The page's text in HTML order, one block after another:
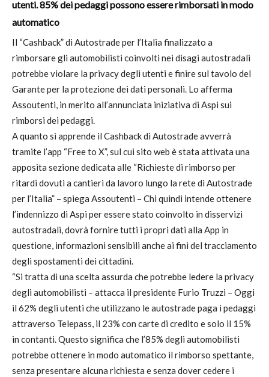
utenti. 85% dei pedaggi possono essere rimborsati in modo
automatico
Il “Cashback” di Autostrade per l’Italia finalizzato a
rimborsare gli automobilisti coinvolti nei disagi autostradali
potrebbe violare la privacy degli utenti e finire sul tavolo del
Garante per la protezione dei dati personali. Lo afferma
Assoutenti, in merito all’annunciata iniziativa di Aspi sui
rimborsi dei pedaggi.
A quanto si apprende il Cashback di Autostrade avverrà
tramite l’app “Free to X”, sul cui sito web è stata attivata una
apposita sezione dedicata alle “Richieste di rimborso per
ritardi dovuti a cantieri da lavoro lungo la rete di Autostrade
per l’Italia” – spiega Assoutenti – Chi quindi intende ottenere
l’indennizzo di Aspi per essere stato coinvolto in disservizi
autostradali, dovrà fornire tutti i propri dati alla App in
questione, informazioni sensibili anche ai fini del tracciamento
degli spostamenti dei cittadini.
“Si tratta di una scelta assurda che potrebbe ledere la privacy
degli automobilisti – attacca il presidente Furio Truzzi – Oggi
il 62% degli utenti che utilizzano le autostrade paga i pedaggi
attraverso Telepass, il 23% con carte di credito e solo il 15%
in contanti. Questo significa che l’85% degli automobilisti
potrebbe ottenere in modo automatico il rimborso spettante,
senza presentare alcuna richiesta e senza dover cedere i